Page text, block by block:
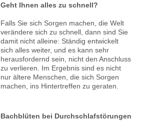
Geht Ihnen alles zu schnell?
Falls Sie sich Sorgen machen, die Welt
verändere sich zu schnell, dann sind Sie
damit nicht alleine: Ständig entwickelt
sich alles weiter, und es kann sehr
herausfordernd sein, nicht den Anschluss
zu verlieren. Im Ergebnis sind es nicht
nur ältere Menschen, die sich Sorgen
machen, ins Hintertreffen zu geraten.
Bachblüten bei Durchschlafstörungen